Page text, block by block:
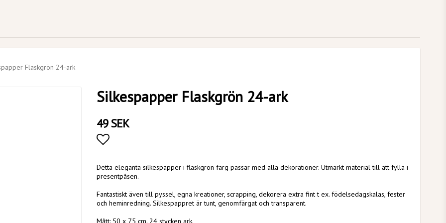
Flaskgrön 24-ark
Silkespapper Flaskgrön 24-ark
49 SEK
Detta eleganta silkespapper i flaskgrön färg passar med alla dekorationer. Utmärkt material till att fylla i
presentpåsen.
Fantastiskt även till pyssel, egna kreationer, scrapping, dekorera extra fint t ex. födelsedagskalas, fester
och heminredning. Silkespappret är tunt, genomfärgat och transparent.
Mått: 50 x 75 cm. 24 stycken ark.